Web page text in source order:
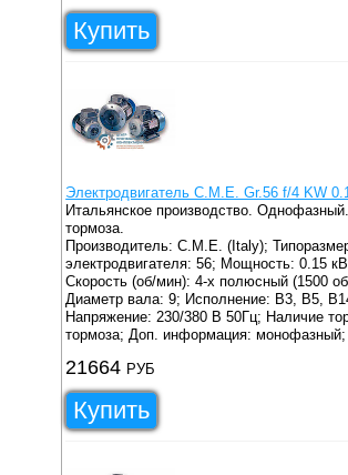
Купить
Электродвигатель C.M.E. Gr.56 f/4 KW
Итальянское производство.
тормоза.
Производитель: C.M.E. (Italy);
электродвигателя: 56; Мощность: 0.15
Скорость (об/мин): 4-х полюсный (1500
Диаметр вала: 9; Исполнение: B3, B5,
Напряжение: 230/380 В 50Гц; Наличие
тормоза; Доп. информация: монофазный;
21664 РУБ
Купить